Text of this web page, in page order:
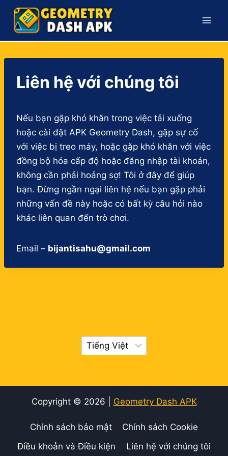
Skip
content
Liên hệ với chúng tôi
Nếu bạn gặp khó khăn trong việc tải xuống
hoặc cài đặt APK Geometry Dash, gặp sự cố
với việc bị treo máy, hoặc gặp khó khăn với việc
đồng bộ hóa cấp độ hoặc đăng nhập tài khoản,
không cần phải hoảng sợ! Tôi ở đây để giúp
bạn. Đừng ngần ngại liên hệ nếu bạn gặp phải
những vấn đề này hoặc có bất kỳ câu hỏi nào
khác liên quan đến trò chơi.
Email – bijantisahu@gmail.com
Chọn
một
ngữ
Copyright © 2026 | Geometry Dash APK
Chính sách bảo mật
Chính sách Cookie
Điều khoản và Điều kiện
Liên hệ với chúng tôi